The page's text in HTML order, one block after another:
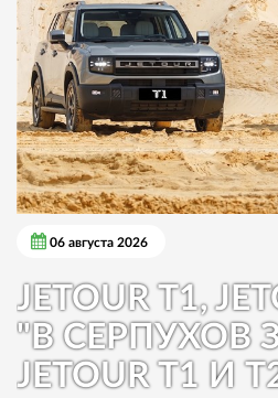
06 августа 2026
JETOUR T1,
"В СЕРПУХОВ
JETOUR T1 И